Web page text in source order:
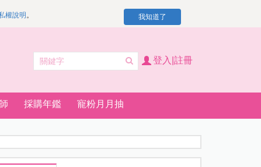
權說明 。 我知道了
登入|註冊
採購年鑑 寵粉月月抽